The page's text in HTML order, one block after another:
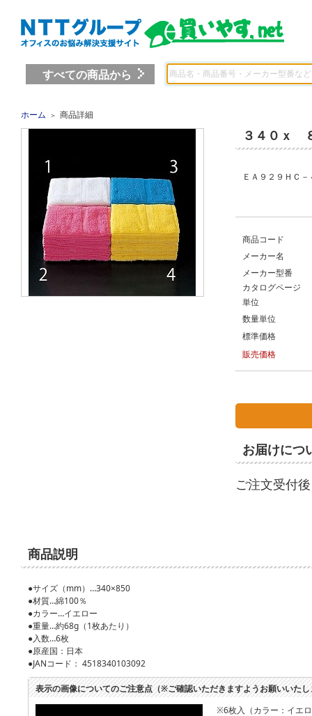
すべての商品から
ホーム ＞ 商品詳細
３４０ｘ
ＥＡ９２９ＨＣ
商品コード
メーカー名
メーカー型番
カタログページ
単位
数量単位
標準価格
販売価格
お届けにつ
ご注文受付
商品説明
●サイズ（mm）…340×850
●材質…綿100％
●カラー…イエロー
●重量…約68g（1枚あたり）
●入数…6枚
●原産国：日本
●JANコード： 4518340103092
表示の画像についてのご注意点（※ご確認いただきますようお願いいた
※6枚入（カラー：イエ